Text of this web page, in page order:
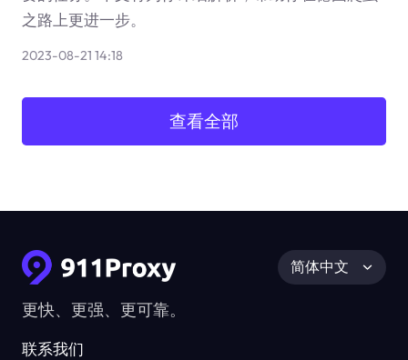
之路上更进一步。
2023-08-21 14:18
查看全部
更快、更强、更可靠。
联系我们
简体中文